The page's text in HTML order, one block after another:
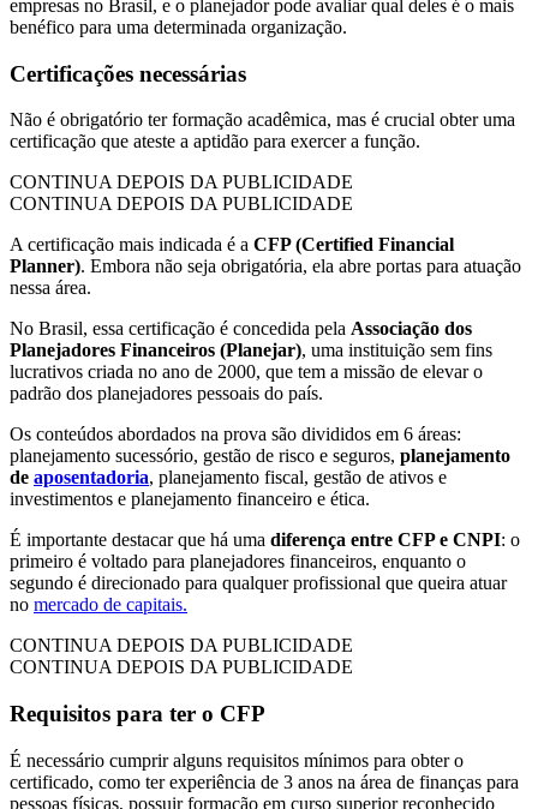
empresas no Brasil, e o planejador pode avaliar qual deles é o mais
benéfico para uma determinada organização.
Certificações necessárias
Não é obrigatório ter formação acadêmica, mas é crucial obter uma
certificação que ateste a aptidão para exercer a função.
CONTINUA DEPOIS DA PUBLICIDADE
CONTINUA DEPOIS DA PUBLICIDADE
A certificação mais indicada é a CFP (Certified Financial
Planner). Embora não seja obrigatória, ela abre portas para atuação
nessa área.
No Brasil, essa certificação é concedida pela Associação dos
Planejadores Financeiros (Planejar), uma instituição sem fins
lucrativos criada no ano de 2000, que tem a missão de elevar o
padrão dos planejadores pessoais do país.
Os conteúdos abordados na prova são divididos em 6 áreas:
planejamento sucessório, gestão de risco e seguros, planejamento
de aposentadoria, planejamento fiscal, gestão de ativos e
investimentos e planejamento financeiro e ética.
É importante destacar que há uma diferença entre CFP e CNPI: o
primeiro é voltado para planejadores financeiros, enquanto o
segundo é direcionado para qualquer profissional que queira atuar
no mercado de capitais.
CONTINUA DEPOIS DA PUBLICIDADE
CONTINUA DEPOIS DA PUBLICIDADE
Requisitos para ter o CFP
É necessário cumprir alguns requisitos mínimos para obter o
certificado, como ter experiência de 3 anos na área de finanças para
pessoas físicas, possuir formação em curso superior reconhecido